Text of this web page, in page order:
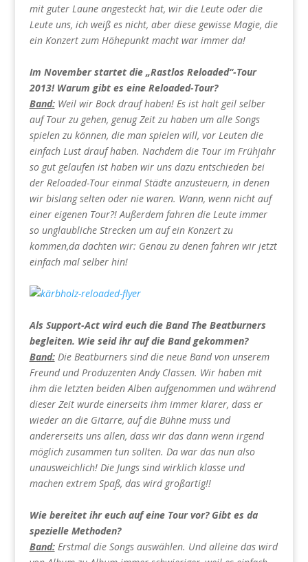
mit guter Laune angesteckt hat, wir die Leute oder die
Leute uns, ich weiß es nicht, aber diese gewisse Magie, die
ein Konzert zum Höhepunkt macht war immer da!
Im November startet die „Rastlos Reloaded“-Tour
2013! Warum gibt es eine Reloaded-Tour?
Band:Weil wir Bock drauf haben! Es ist halt geil selber
auf Tour zu gehen, genug Zeit zu haben um alle Songs
spielen zu können, die man spielen will, vor Leuten die
einfach Lust drauf haben. Nachdem die Tour im Frühjahr
so gut gelaufen ist haben wir uns dazu entschieden bei
der Reloaded-Tour einmal Städte anzusteuern, in denen
wir bislang selten oder nie waren. Wann, wenn nicht auf
einer eigenen Tour?! Außerdem fahren die Leute immer
so unglaubliche Strecken um auf ein Konzert zu
kommen,da dachten wir: Genau zu denen fahren wir jetzt
einfach mal selber hin!
Als Support-Act wird euch die Band The Beatburners
begleiten. Wie seid ihr auf die Band gekommen?
Band:Die Beatburners sind die neue Band von unserem
Freund und Produzenten Andy Classen. Wir haben mit
ihm die letzten beiden Alben aufgenommen und während
dieser Zeit wurde einerseits ihm immer klarer, dass er
wieder an die Gitarre, auf die Bühne muss und
andererseits uns allen, dass wir das dann wenn irgend
möglich zusammen tun sollten. Da war das nun also
unausweichlich! Die Jungs sind wirklich klasse und
machen extrem Spaß, das wird großartig!!
Wie bereitet ihr euch auf eine Tour vor? Gibt es da
spezielle Methoden?
Band:Erstmal die Songs auswählen. Und alleine das wird